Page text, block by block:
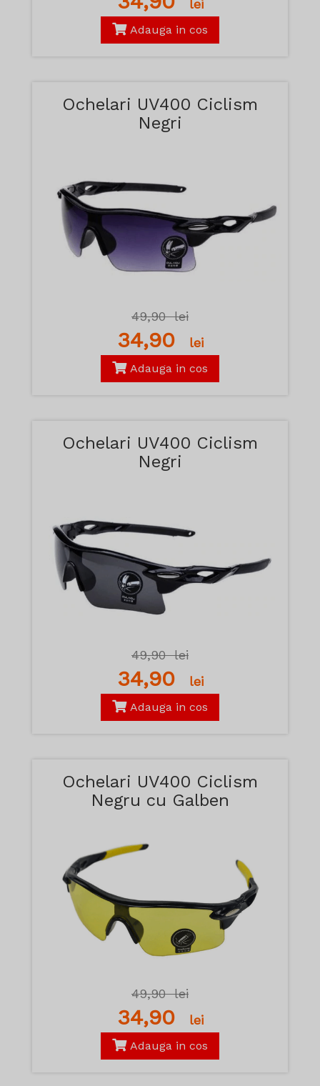
lei
Adauga in cos
Ochelari UV400 Ciclism
Negri
49,90lei
34,90 lei
Adauga in cos
Ochelari UV400 Ciclism
Negri
49,90lei
34,90 lei
Adauga in cos
Ochelari UV400 Ciclism
Negru cu Galben
49,90lei
34,90 lei
Adauga in cos